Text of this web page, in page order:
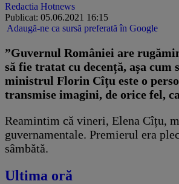
Redactia Hotnews
Publicat: 05.06.2021 16:15
Adaugă-ne ca sursă preferată în Google
”Guvernul României are
să fie tratat cu decență, așa
ministrul Florin Cîțu este o
transmise imagini, de orice fel,
Reamintim că vineri, Elena Cîțu,
guvernamentale. Premierul era
sâmbătă.
Ultima oră